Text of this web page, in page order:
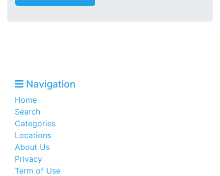
Navigation
Home
Search
Categories
Locations
About Us
Privacy
Term of Use